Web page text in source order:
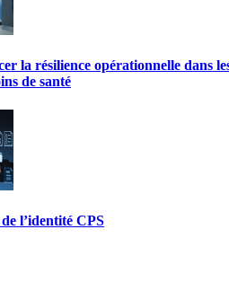
la résilience opérationnelle dans
de santé
l’identité CPS